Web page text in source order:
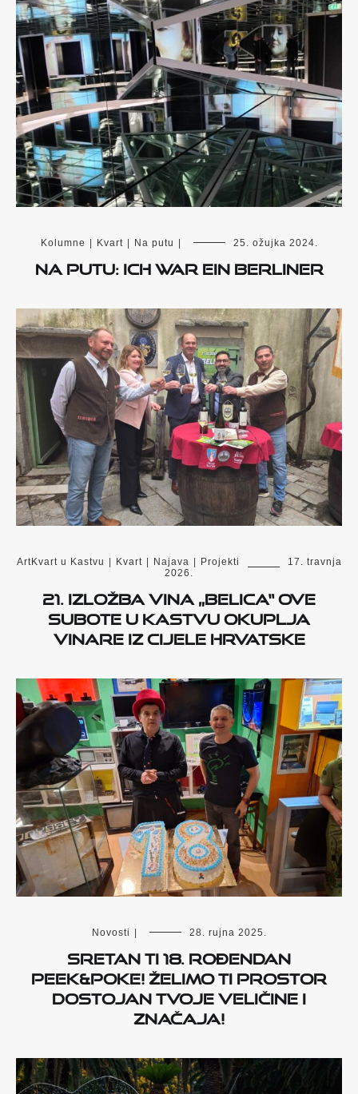
Kolumne Kvart Na putu 25. ožujka 2024.
NA PUTU: ICH WAR EIN BERLINER
ArtKvart u Kastvu Kvart Najava Projekti
17. travnja
2026.
21. Izložba vina „Belica“ ove
subote u Kastvu okuplja
vinare iz cijele Hrvatske
Novosti | 28. rujna 2025.
Sretan ti 18. rođendan
Peek&Poke! Želimo ti prostor
dostojan tvoje veličine i
značaja!